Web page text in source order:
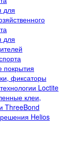
для
для
покрытия
фиксаторы
Loctite
клеи,
ThreeBond
Helios